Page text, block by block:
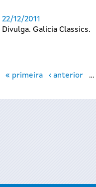
22/12/2011
Divulga. Galicia Classics.
« primeira ‹ anterior …